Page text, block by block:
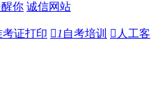
你 诚信网站
考证打印  1 自考培训  人工客